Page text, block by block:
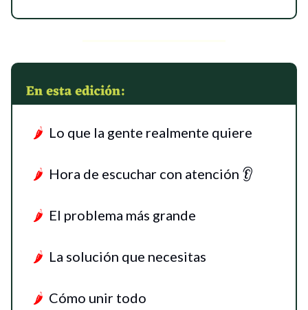
🌶 Lo que la gente realmente quiere
🌶 Hora de escuchar con atención 👂
🌶 El problema más grande
🌶 La solución que necesitas
🌶 Cómo unir todo